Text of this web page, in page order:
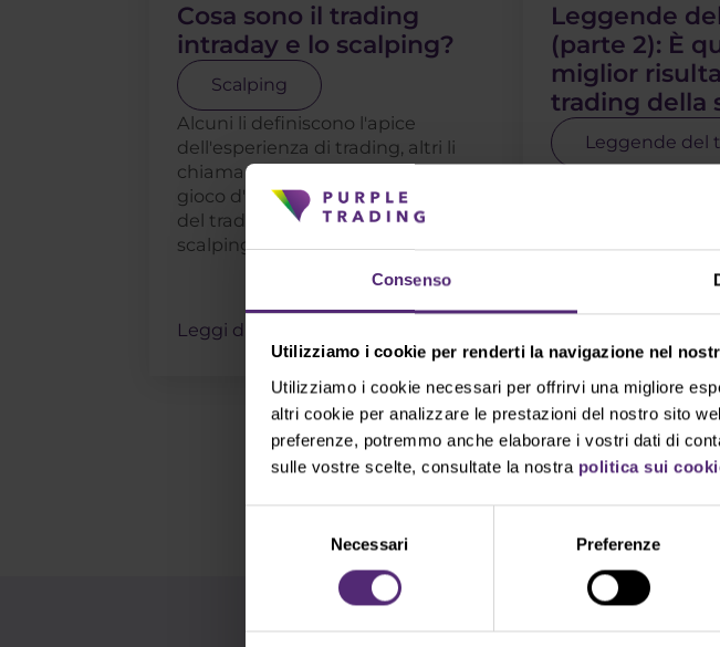
Consenso
Utilizziamo i cookie per renderti la navigazione nel
Utilizziamo i cookie necessari per offrirvi una migliore
altri cookie per analizzare le prestazioni del nostro sito
preferenze, potremmo anche elaborare i vostri dati di
sulle vostre scelte, consultate la nostra politica sui
Necessari Preferenze
Cosa sono il trading
intraday e lo scalping?
Scalping
Alcuni li definiscono l'apice
dell'esperienza di trading, altri li
chiamano tecniche al limite del
gioco d'azzardo. Stiamo parlando
del trading intraday e dello
scalping: gli stili . . .
Leggi di più
Leggende
(parte 2): È
miglior
trading della
Leggende del
Questa volta
Uniti e vi